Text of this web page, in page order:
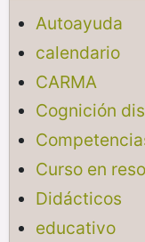
Autoayuda
calendario
CARMA
Cognición
Curso en
Didácticos
educativo